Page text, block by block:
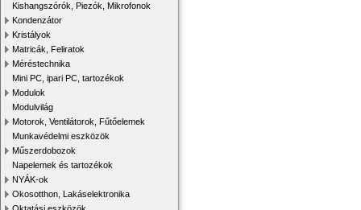
Kishangszórók, Piezók, Mikrofonok
Kondenzátor
Kristályok
Matricák, Feliratok
Méréstechnika
Mini PC, ipari PC, tartozékok
Modulok
Modulvilág
Motorok, Ventilátorok, Fűtőelemek
Munkavédelmi eszközök
Műszerdobozok
Napelemek és tartozékok
NYÁK-ok
Okosotthon, Lakáselektronika